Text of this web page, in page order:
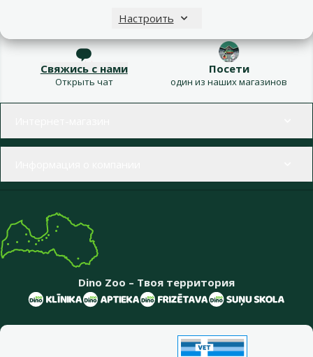
Настроить
eveikals@dinozoo.lv
Свяжись с нами
Открыть чат
Посети
один из наших магазинов
Dino Zoo – Твоя территория